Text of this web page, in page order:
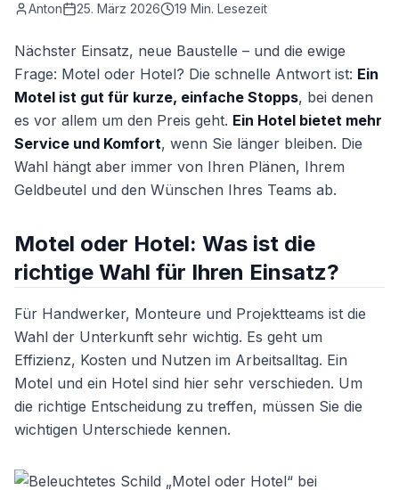
Anton 25. März 2026 19 Min. Lesezeit
Nächster Einsatz, neue Baustelle – und die ewige
Frage: Motel oder Hotel? Die schnelle Antwort ist: Ein
Motel ist gut für kurze, einfache Stopps, bei denen
es vor allem um den Preis geht. Ein Hotel bietet mehr
Service und Komfort, wenn Sie länger bleiben. Die
Wahl hängt aber immer von Ihren Plänen, Ihrem
Geldbeutel und den Wünschen Ihres Teams ab.
Motel oder Hotel: Was ist die
richtige Wahl für Ihren Einsatz?
Für Handwerker, Monteure und Projektteams ist die
Wahl der Unterkunft sehr wichtig. Es geht um
Effizienz, Kosten und Nutzen im Arbeitsalltag. Ein
Motel und ein Hotel sind hier sehr verschieden. Um
die richtige Entscheidung zu treffen, müssen Sie die
wichtigen Unterschiede kennen.